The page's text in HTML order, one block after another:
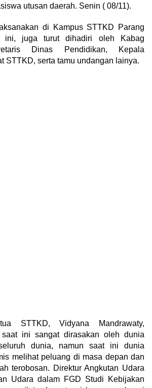
utusan daerah. Senin ( 08/11).
di Kampus STTKD Parang
ini, juga turut dihadiri oleh Kabag
Dinas Pendidikan, Kepala
STTKD, serta tamu undangan lainya.
STTKD, Vidyana Mandrawaty,
ini sangat dirasakan oleh dunia
dunia, namun saat ini dunia
melihat peluang di masa depan dan
terobosan. Direktur Angkutan Udara
Udara dalam FGD Studi Kebijakan